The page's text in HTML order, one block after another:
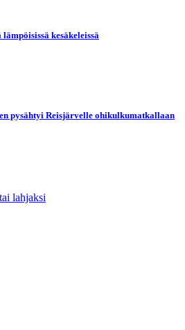
kesäkeleissä
pysähtyi Reisjärvelle ohikulkumatkallaan
lahjaksi